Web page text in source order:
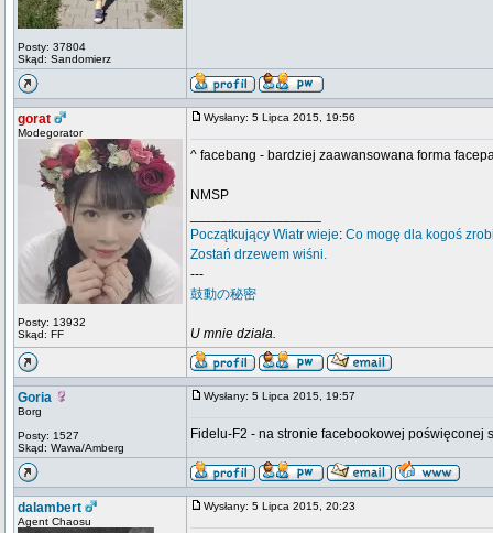
Posty: 37804
Skąd: Sandomierz
gorat
Modegorator
Posty: 13932
Skąd: FF
Wysłany: 5 Lipca 2015, 19:56
^ facebang - bardziej zaawansowana forma
NMSP
Początkujący Wiatr wieje: Co mogę dla kogoś
Zostań drzewem wiśni.
---
鼓動の秘密
U mnie działa.
Goria
Borg
Posty: 1527
Skąd: Wawa/Amberg
Wysłany: 5 Lipca 2015, 19:57
Fidelu-F2 - na stronie facebookowej poświęconej
dalambert
Agent Chaosu
Wysłany: 5 Lipca 2015, 20:23